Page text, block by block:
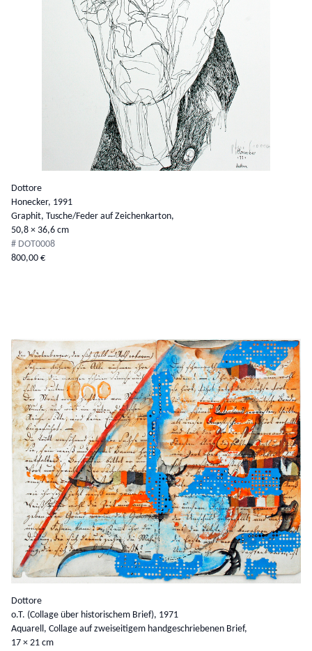
Details anzeigen
Dottore
Honecker, 1991
Graphit, Tusche/Feder auf Zeichenkarton,
50,8 × 36,6 cm
# DOT0008
800,00 €
Details anzeigen
Dottore
o.T. (Collage über historischem Brief), 1971
Aquarell, Collage auf zweiseitigem handgeschriebenen Brief,
17 × 21 cm